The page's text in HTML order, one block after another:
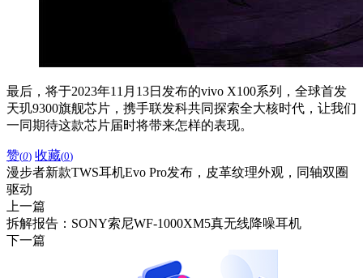
最后，将于2023年11月13日发布的vivo X100系列，全球首发
天玑9300旗舰芯片，携手联发科共同探索全大核时代，让我们
一同期待这款芯片届时将带来怎样的表现。
赞(0) 收藏(0)
漫步者新款TWS耳机Evo Pro发布，皮革纹理外观，同轴双圈
驱动
上一篇
拆解报告：SONY索尼WF-1000XM5真无线降噪耳机
下一篇